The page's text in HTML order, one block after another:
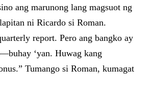
ang marunong lang magsuot ng
ni Ricardo si Roman.
report. Pero ang bangko ay
‘yan. Huwag kang
Tumango si Roman, kumagat